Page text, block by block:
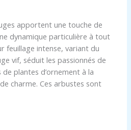
apportent une touche de
dynamique particulière à tout
feuillage intense, variant du
vif, séduit les passionnés de
plantes d’ornement à la
charme. Ces arbustes sont